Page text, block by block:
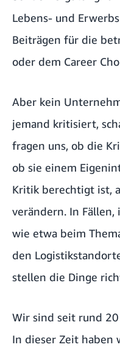
Lebens- und
Beiträgen für die
oder dem Career
Aber kein
jemand kritisiert,
fragen uns, ob die
ob sie einem
Kritik berechtigt ist,
verändern. In
wie etwa beim
den
stellen die Dinge
Wir sind seit rund
In dieser Zeit haben